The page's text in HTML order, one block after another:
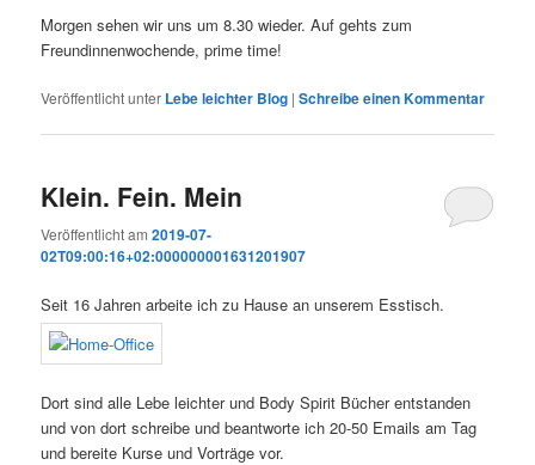
Morgen sehen wir uns um 8.30 wieder. Auf gehts zum
Freundinnenwochende, prime time!
Veröffentlicht unter Lebe leichter Blog |Schreibe einen Kommentar
Klein. Fein. Mein
Veröffentlicht am2019-07-
02T09:00:16+02:000000001631201907
Seit 16 Jahren arbeite ich zu Hause an unserem Esstisch.
Dort sind alle Lebe leichter und Body Spirit Bücher entstanden
und von dort schreibe und beantworte ich 20-50 Emails am Tag
und bereite Kurse und Vorträge vor.